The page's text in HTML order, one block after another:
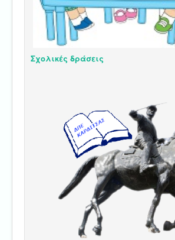
Σχολικές δράσεις